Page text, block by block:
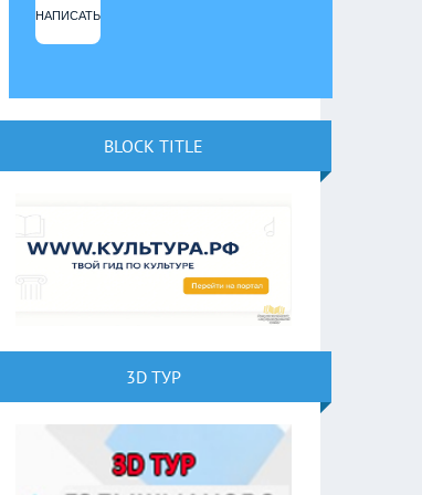
НАПИСАТЬ
BLOCK TITLE
3D ТУР